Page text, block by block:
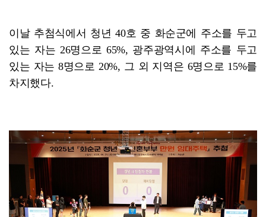
이날 추첨식에서 청년 40호 중 화순군에 주소를 두고
있는 자는 26명으로 65%, 광주광역시에 주소를 두고
있는 자는 8명으로 20%, 그 외 지역은 6명으로 15%를
차지했다.